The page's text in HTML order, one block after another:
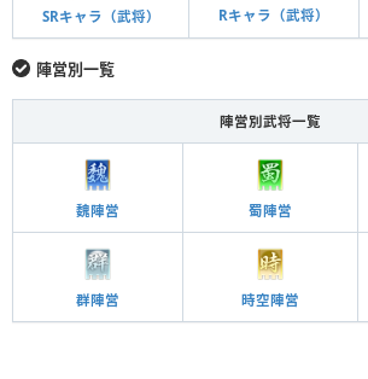
SRキャラ（武将） Rキャラ（武将）
陣営別一覧
陣営別武将一覧
魏陣営 蜀陣営
群陣営 時空陣営